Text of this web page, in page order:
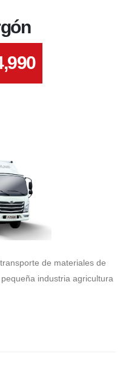
de materiales de
industria agricultura